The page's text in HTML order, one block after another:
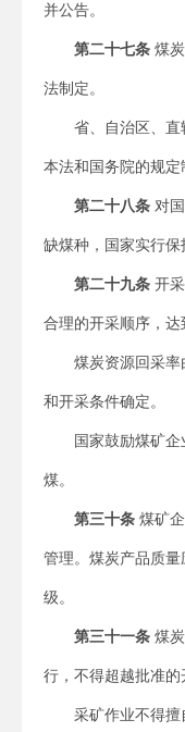
并公告。
第二十七条 煤
法制定。
省、自治区、
本法和国务院的规定
第二十八条 对
缺煤种，国家实行保
第二十九条 开
合理的开采顺序，达
煤炭资源回采
和开采条件确定。
国家鼓励煤矿
煤。
第三十条 煤矿
管理。煤炭产品质
级。
第三十一条 煤
行，不得超越批准的
采矿作业不得擅